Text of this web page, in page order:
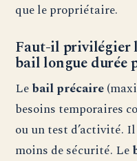
que le propriétaire.
Faut-il privilégier
bail longue durée
Lebail précaire
besoins temporaires
ou un test d’activité.
moins de sécurité. Le